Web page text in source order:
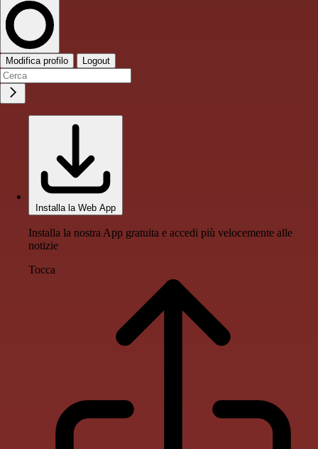
Modifica profilo Logout
Installa la Web App
Installa la nostra App gratuita e accedi più velocemente alle
notizie
Tocca